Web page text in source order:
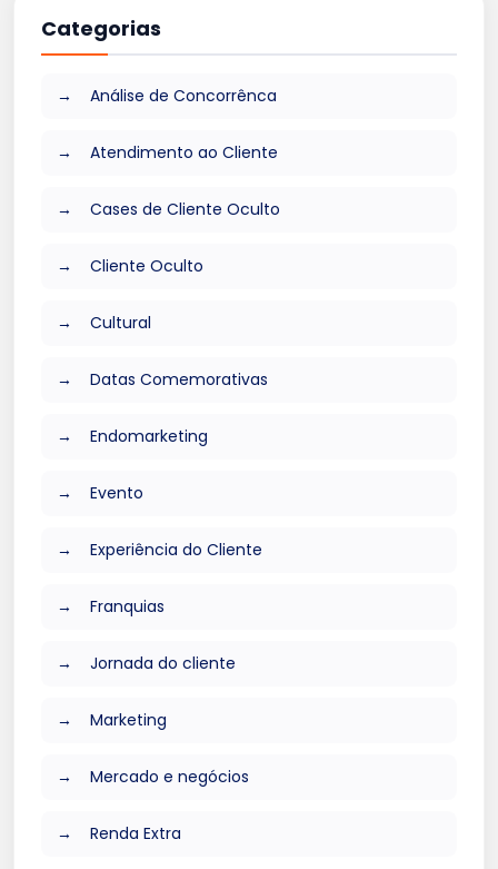
Categorias
Análise de Concorrênca
Atendimento ao Cliente
Cases de Cliente Oculto
Cliente Oculto
Cultural
Datas Comemorativas
Endomarketing
Evento
Experiência do Cliente
Franquias
Jornada do cliente
Marketing
Mercado e negócios
Renda Extra